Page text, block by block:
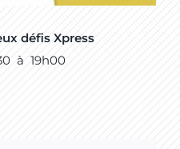
défis Xpress
à 19h00